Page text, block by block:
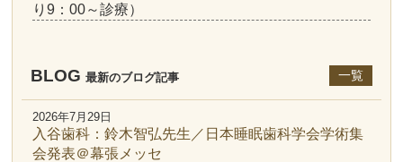
り9：00～診療）
BLOG 最新のブログ記事 一覧
2026年7月29日
入谷歯科：鈴木智弘先生／日本睡眠歯科学会学術集
会発表＠幕張メッセ